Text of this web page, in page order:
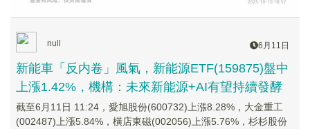
null 6月11日
新能車「反内卷」風氣，新能源ETF(159875)盤中
上漲1.42%，機構：未來新能源+AI有望持續發酵
截至6月11日 11:24，愛旭股份(600732)上漲8.28%，大金重工
(002487)上漲5.84%，橫店東磁(002056)上漲5.76%，杉杉股份